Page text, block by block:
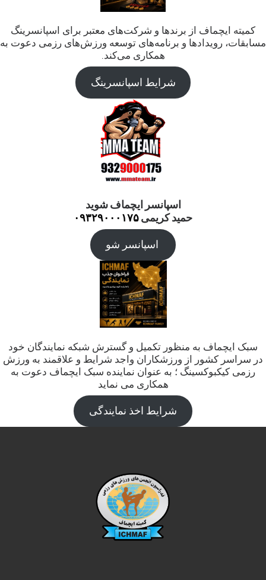
کمیته ایچماف از برندها و شرکت‌های معتبر برای اسپانسرینگ
مسابقات، رویدادها و برنامه‌های توسعه ورزش‌های رزمی دعوت به
همکاری می‌کند.
شرایط اسپانسرینگ
اسپانسر ایچماف شوید
حمید کریمی۰۹۳۲۹۰۰۰۱۷۵
اسپانسر شو
سبک ایچماف به منظور تکمیل و گسترش شبکه نمایندگان خود
در سراسر کشور از ورزشکاران واجد شرایط و علاقمند به ورزش
رزمی کیکبوکسینگ ؛ به عنوان نماینده سبک ایچماف دعوت به
همکاری می نماید
شرایط اخذ نمایندگی